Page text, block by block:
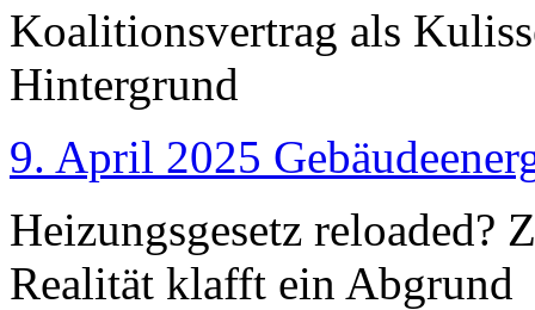
Koalitionsvertrag als
Hintergrund
9. April 2025
Heizungsgesetz reloaded?
Realität klafft ein Abgrund